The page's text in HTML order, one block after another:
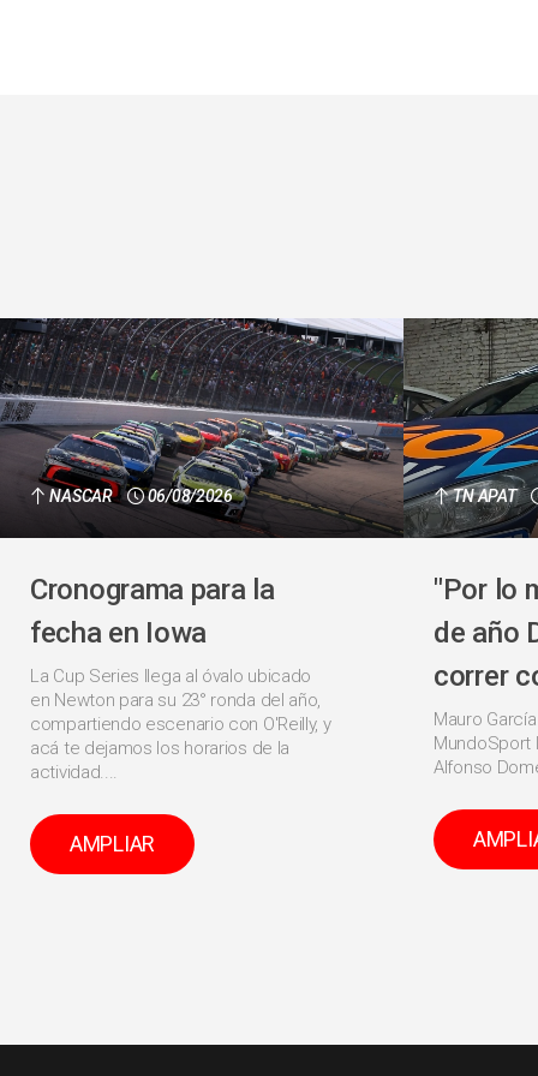
NASCAR 06/08/2026
Cronograma para la
fecha en Iowa
La Cup Series llega al óvalo ubicado
en Newton para su 23° ronda del año,
compartiendo escenario con O'Reilly, y
acá te dejamos los horarios de la
actividad....
AMPLIAR
TN APAT
"Por lo
de año
correr
Mauro
MundoSport
Alfonso